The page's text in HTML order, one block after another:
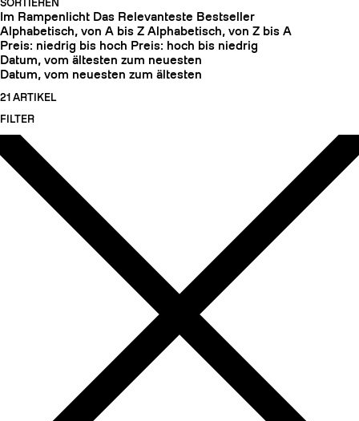
HARSCHEISEN
SORTIEREN
Im Rampenlicht Das Relevanteste Bestseller
Alphabetisch, von A bis Z Alphabetisch, von Z bis A
Preis: niedrig bis hoch Preis: hoch bis niedrig
Datum, vom ältesten zum neuesten
Datum, vom neuesten zum ältesten
21 ARTIKEL
FILTER